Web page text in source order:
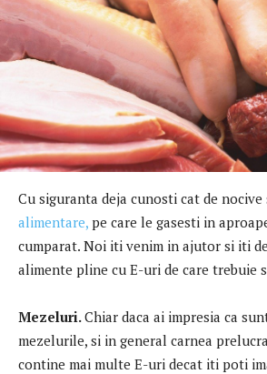
Cu siguranta deja cunosti cat de
alimentare, pe care le gasesti in
cumparat. Noi iti venim in ajutor si iti
alimente pline cu E-uri de care trebuie
Mezeluri.Chiar daca ai impresia ca
mezelurile, si in general carnea
contine mai multe E-uri decat iti poti